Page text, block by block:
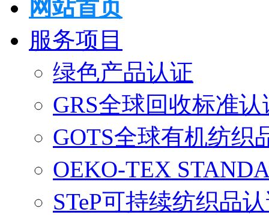
网站首页
服务项目
绿色产品认证
GRS全球回收标准认
GOTS全球有机纺织
OEKO-TEX
STeP可持续纺织品